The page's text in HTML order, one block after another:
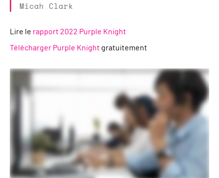
Micah Clark
Lire le rapport 2022 Purple Knight
Télécharger Purple Knight gratuitement